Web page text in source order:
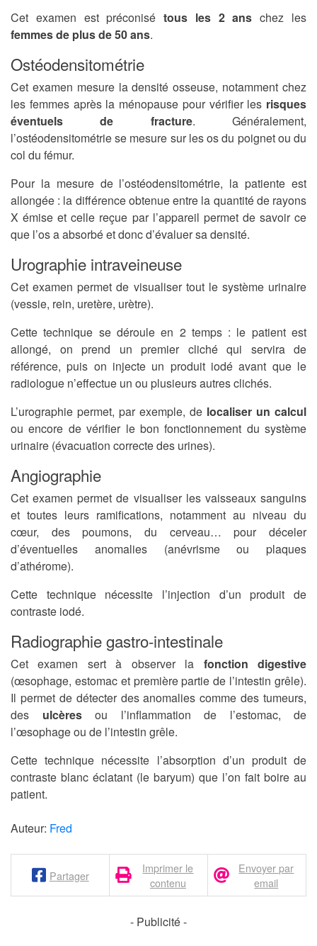
Cet examen est préconisé tous les 2 ans chez les
femmes de plus de 50 ans.
Ostéodensitométrie
Cet examen mesure la densité osseuse, notamment chez
les femmes après la ménopause pour vérifier les risques
éventuels de fracture. Généralement,
l’ostéodensitométrie se mesure sur les os du poignet ou du
col du fémur.
Pour la mesure de l’ostéodensitométrie, la patiente est
allongée : la différence obtenue entre la quantité de rayons
X émise et celle reçue par l’appareil permet de savoir ce
que l’os a absorbé et donc d’évaluer sa densité.
Urographie intraveineuse
Cet examen permet de visualiser tout le système urinaire
(vessie, rein, uretère, urètre).
Cette technique se déroule en 2 temps : le patient est
allongé, on prend un premier cliché qui servira de
référence, puis on injecte un produit iodé avant que le
radiologue n’effectue un ou plusieurs autres clichés.
L’urographie permet, par exemple, de localiser un calcul
ou encore de vérifier le bon fonctionnement du système
urinaire (évacuation correcte des urines).
Angiographie
Cet examen permet de visualiser les vaisseaux sanguins
et toutes leurs ramifications, notamment au niveau du
cœur, des poumons, du cerveau… pour déceler
d’éventuelles anomalies (anévrisme ou plaques
d’athérome).
Cette technique nécessite l’injection d’un produit de
contraste iodé.
Radiographie gastro-intestinale
Cet examen sert à observer la fonction digestive
(œsophage, estomac et première partie de l’intestin grêle).
Il permet de détecter des anomalies comme des tumeurs,
des ulcèresou l’inflammation de l’estomac, de
l’œsophage ou de l’intestin grêle.
Cette technique nécessite l’absorption d’un produit de
contraste blanc éclatant (le baryum) que l’on fait boire au
patient.
Auteur: Fred
Partager
Imprimer le
contenu
Envoyer par
email
- Publicité -